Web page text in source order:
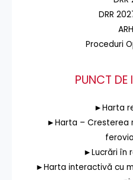
DRR
Proceduri
PUNCT DE
►Harta
►Harta – Cresterea
►Lucrări în
►Harta interactivă cu